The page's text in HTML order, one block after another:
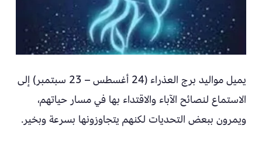
يميل مواليد برج العذراء (24 أغسطس – 23 سبتمبر) إلى
الاستماع لنصائح الآباء والاقتداء بها في مسار حياتهم،
ويمرون ببعض التحديات لكنهم يتجاوزونها بسرعة وبخير.